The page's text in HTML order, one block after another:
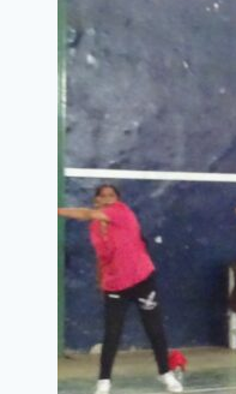
PARA
EL